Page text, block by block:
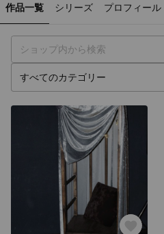
作品一覧 シリーズ プロフィール